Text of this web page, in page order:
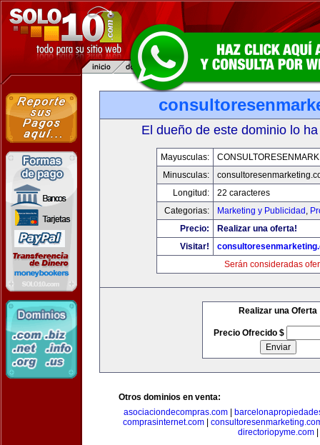
El dueño de este dominio lo
Mayusculas:
Minusculas:
Longitud:
22 caracteres
Categorias:
Marketing y Publicidad ,
Precio:
Realizar una oferta!
Visitar!
Serán consideradas
Realizar una Oferta
Precio Ofrecido $
Otros dominios en venta:
asociaciondecompras.com|
comprasinternet.com|
directoriopyme.com|